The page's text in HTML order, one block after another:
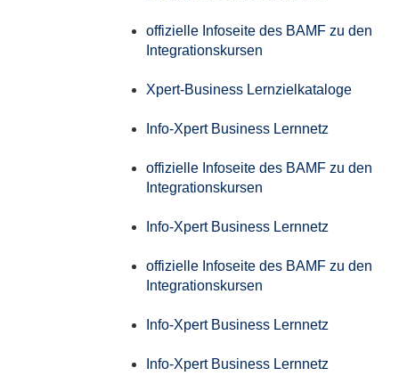
offizielle Infoseite des BAMF zu den
Integrationskursen
Xpert-Business Lernzielkataloge
Info-Xpert Business Lernnetz
offizielle Infoseite des BAMF zu den
Integrationskursen
Info-Xpert Business Lernnetz
offizielle Infoseite des BAMF zu den
Integrationskursen
Info-Xpert Business Lernnetz
Info-Xpert Business Lernnetz